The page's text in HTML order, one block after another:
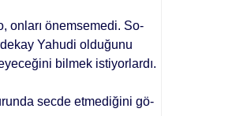
onları önemsemedi. So­
Yahudi olduğunu
bilmek istiyorlardı.
secde etmediğini gö­